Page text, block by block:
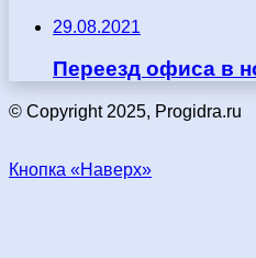
29.08.2021
Переезд офиса в
© Copyright 2025, Progidra.ru
Кнопка «Наверх»